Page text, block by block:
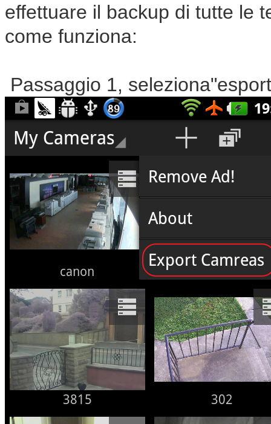
effettuare il backup di tutte le
come funziona:
Passaggio 1,